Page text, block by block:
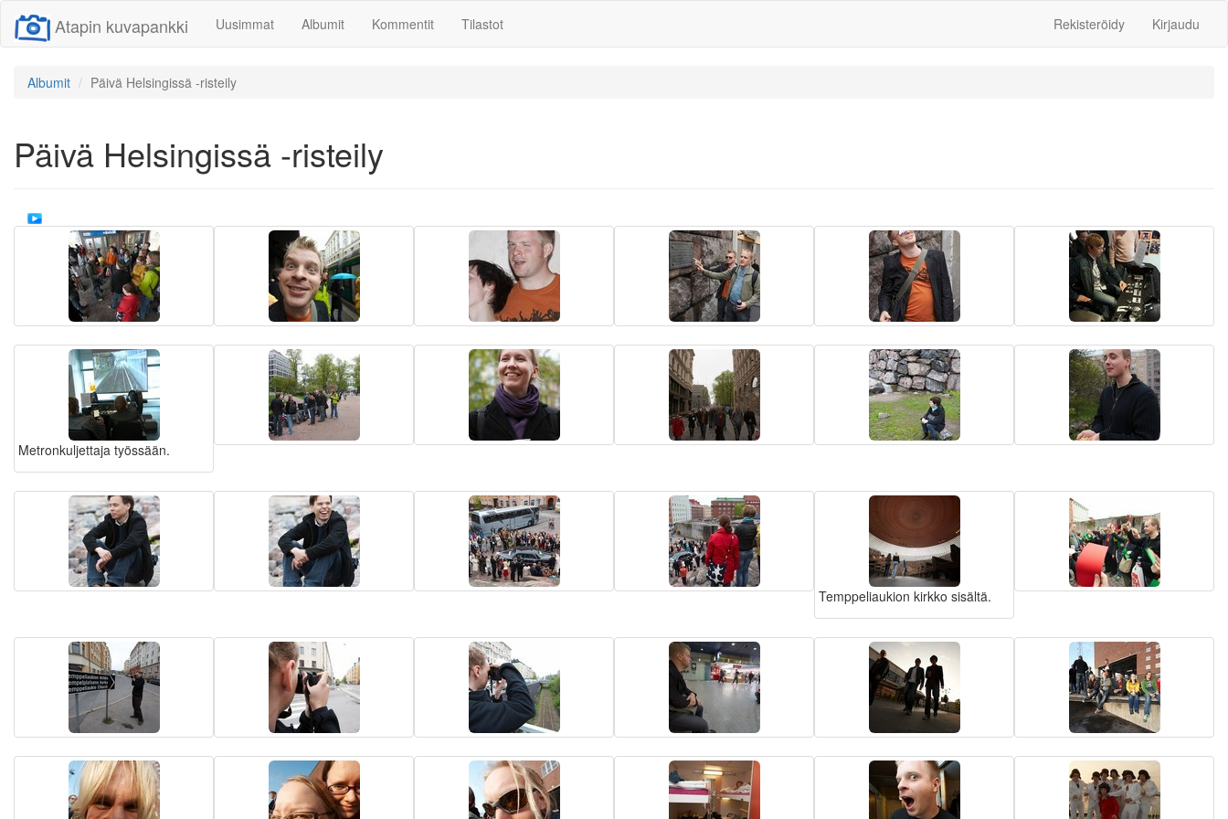
Atapin kuvapankki Uusimmat Albumit Kommentit Tilastot Rekisteröidy Kirjaudu
Albumit Päivä Helsingissä -risteily
Päivä Helsingissä -risteily
Metronkuljettaja työssään.
Temppeliaukion kirkko sisältä.